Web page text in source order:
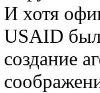
И хотя
USAID
создание